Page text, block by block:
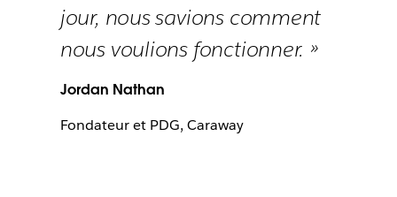
jour, nous savions comment
nous voulions fonctionner. »
Jordan Nathan
Fondateur et PDG, Caraway